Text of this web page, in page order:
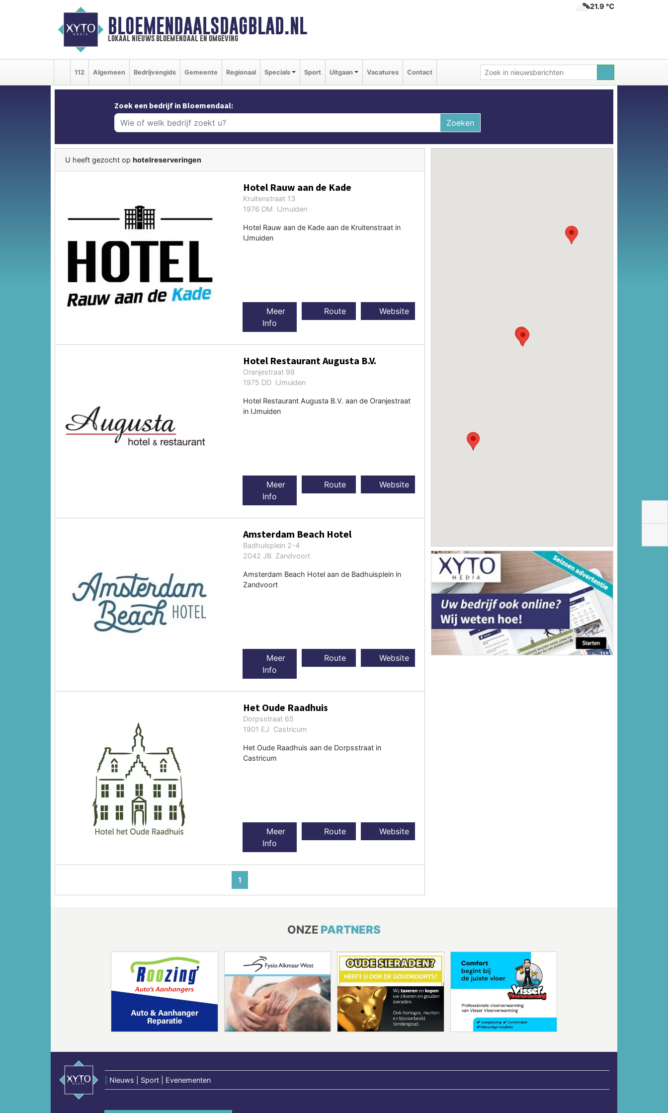
BLOEMENDAALSDAGBLAD.NL
lokaal nieuws bloemendaal en omgeving
21.9 ℃
112 Algemeen Bedrijvengids Gemeente Regionaal Specials Sport Uitgaan Vacatures Contact
Zoek een bedrijf in Bloemendaal:
Zoeken
U heeft gezocht op hotelreserveringen
Hotel Rauw aan de Kade
Kruitenstraat 13
1976 DM IJmuiden
Hotel Rauw aan de Kade aan de Kruitenstraat in
IJmuiden
Meer
Info
Route Website
Hotel Restaurant Augusta B.V.
Oranjestraat 98
1975 DD IJmuiden
Hotel Restaurant Augusta B.V. aan de Oranjestraat
in IJmuiden
Meer
Info
Route Website
Amsterdam Beach Hotel
Badhuisplein 2-4
2042 JB Zandvoort
Amsterdam Beach Hotel aan de Badhuisplein in
Zandvoort
Meer
Info
Route Website
Het Oude Raadhuis
Dorpsstraat 65
1901 EJ Castricum
Het Oude Raadhuis aan de Dorpsstraat in
Castricum
Meer
Info
Route Website
1
ONZE PARTNERS
Nieuws | Sport | Evenementen